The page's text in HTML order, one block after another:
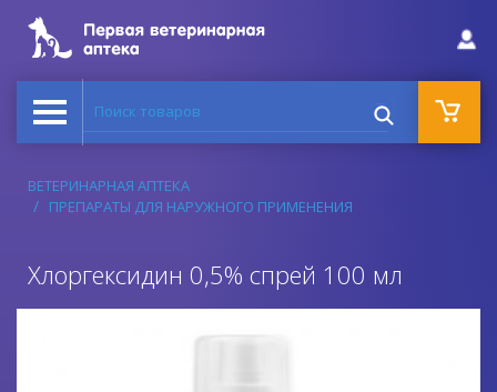
Поиск товаров
ВЕТЕРИНАРНАЯ АПТЕКА
ПРЕПАРАТЫ ДЛЯ НАРУЖНОГО ПРИМЕНЕНИЯ
Хлоргексидин 0,5% спрей 100 мл